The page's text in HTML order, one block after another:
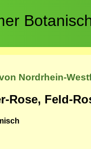
Nordrhein-
Rose, Feld-